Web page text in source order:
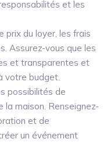
et les
prix du loyer, les frais
Assurez-vous que les
et transparentes et
votre budget.
possibilités de
maison. Renseignez-
et de
un événement